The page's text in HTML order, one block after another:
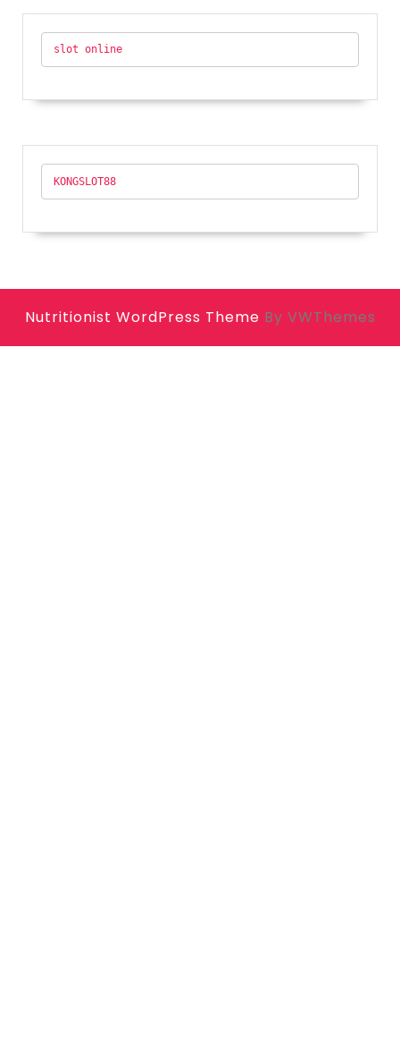
slot online
KONGSLOT88
Nutritionist WordPress Theme By VWThemes